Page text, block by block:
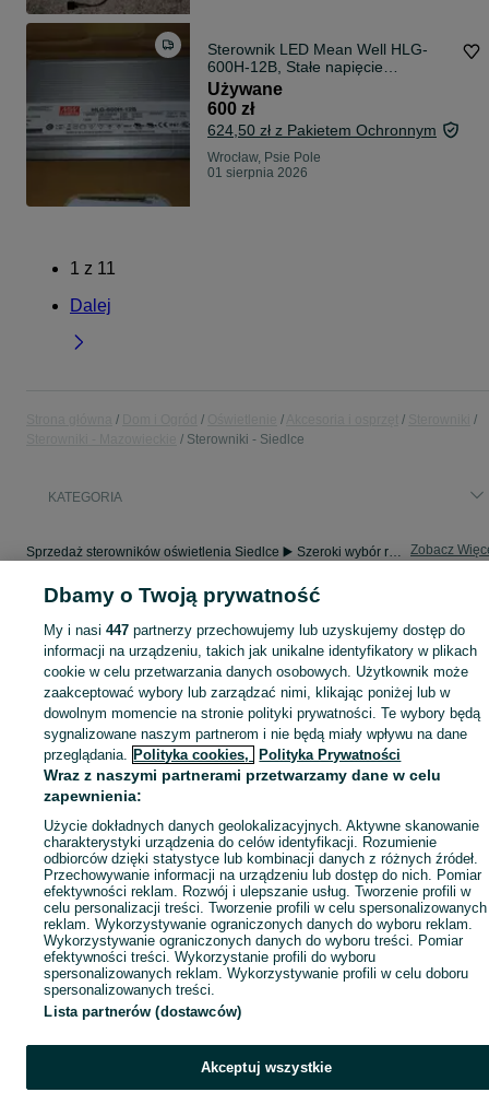
Sterownik LED Mean Well HLG-
600H-12B, Stałe napięcie
transformatora LE
Używane
600 zł
624,50 zł z Pakietem Ochronnym
Wrocław, Psie Pole
01 sierpnia 2026
1 z 11
Dalej
Sterowniki - Siedlce
KATEGORIA
Sprzedaż sterowników oświetlenia Siedlce ▶️ Szeroki wybór różnych marek w atrakcyjnych cenach ✅ Nowe i używane ☝ Sprawdź oferty i kupuj na OLX.pl! Zobacz
Mapa kategorii
Mapa miejscowości
Mapa ministron
Popularne wyszukiwania
Dbamy o Twoją prywatność
My i nasi447 partnerzy przechowujemy lub uzyskujemy dostęp do
informacji na urządzeniu, takich jak unikalne identyfikatory w plikach
cookie w celu przetwarzania danych osobowych. Użytkownik może
zaakceptować wybory lub zarządzać nimi, klikając poniżej lub w
dowolnym momencie na stronie polityki prywatności. Te wybory będą
sygnalizowane naszym partnerom i nie będą miały wpływu na dane
przeglądania. Polityka cookies, Polityka Prywatności
Wraz z naszymi partnerami przetwarzamy dane w celu
zapewnienia:
Użycie dokładnych danych geolokalizacyjnych. Aktywne skanowanie
charakterystyki urządzenia do celów identyfikacji. Rozumienie
odbiorców dzięki statystyce lub kombinacji danych z różnych źródeł.
Przechowywanie informacji na urządzeniu lub dostęp do nich. Pomiar
efektywności reklam. Rozwój i ulepszanie usług. Tworzenie profili w
celu personalizacji treści. Tworzenie profili w celu spersonalizowanych
reklam. Wykorzystywanie ograniczonych danych do wyboru reklam.
Wykorzystywanie ograniczonych danych do wyboru treści. Pomiar
efektywności treści. Wykorzystanie profili do wyboru
spersonalizowanych reklam. Wykorzystywanie profili w celu doboru
spersonalizowanych treści.
Lista partnerów (dostawców)
Akceptuj wszystkie